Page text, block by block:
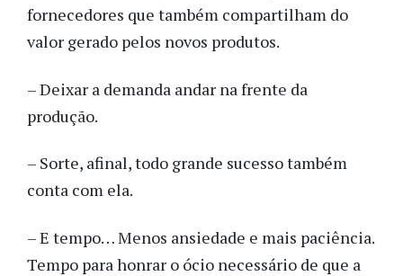
fornecedores que também compartilham do
valor gerado pelos novos produtos.
– Deixar a demanda andar na frente da
produção.
– Sorte, afinal, todo grande sucesso também
conta com ela.
– E tempo… Menos ansiedade e mais paciência.
Tempo para honrar o ócio necessário de que a